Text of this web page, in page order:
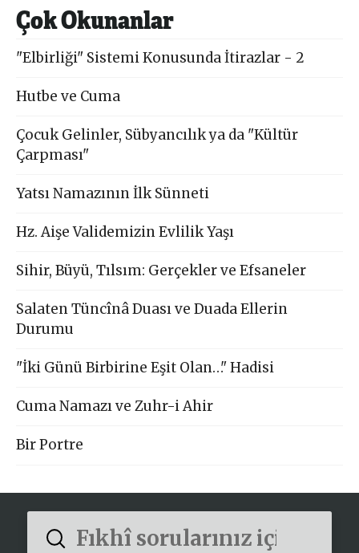
Çok Okunanlar
"Elbirliği" Sistemi Konusunda İtirazlar - 2
Hutbe ve Cuma
Çocuk Gelinler, Sübyancılık ya da "Kültür
Çarpması"
Yatsı Namazının İlk Sünneti
Hz. Aişe Validemizin Evlilik Yaşı
Sihir, Büyü, Tılsım: Gerçekler ve Efsaneler
Salaten Tüncînâ Duası ve Duada Ellerin
Durumu
"İki Günü Birbirine Eşit Olan…" Hadisi
Cuma Namazı ve Zuhr-i Ahir
Bir Portre
Submit